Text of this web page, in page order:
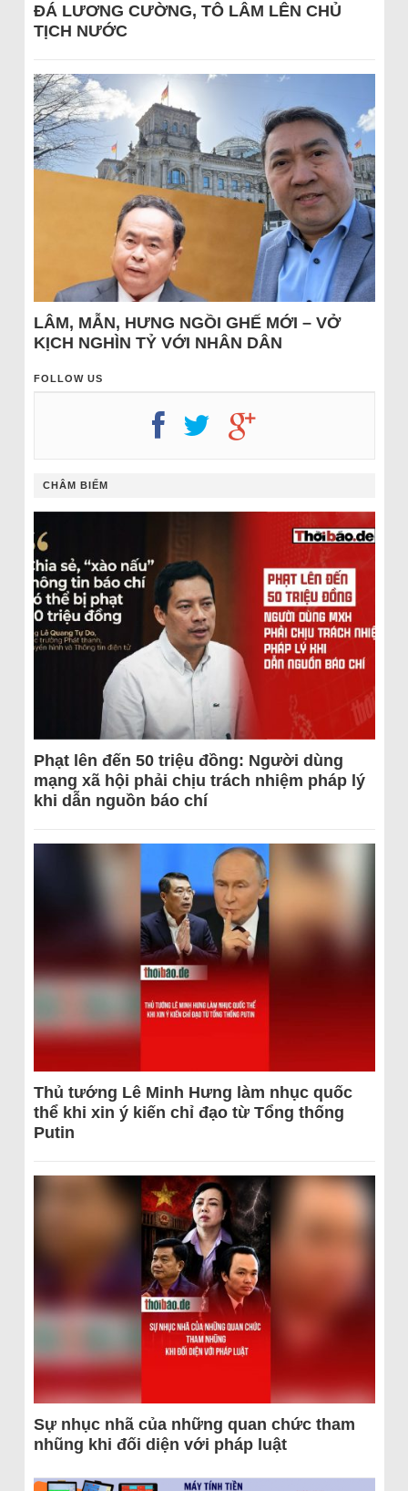
ĐÁ LƯƠNG CƯỜNG, TÔ LÂM LÊN CHỦ
TỊCH NƯỚC
LÂM, MẪN, HƯNG NGỒI GHẾ MỚI – VỞ
KỊCH NGHÌN TỶ VỚI NHÂN DÂN
FOLLOW US
CHÂM BIẾM
Phạt lên đến 50 triệu đồng: Người dùng
mạng xã hội phải chịu trách nhiệm pháp lý
khi dẫn nguồn báo chí
Thủ tướng Lê Minh Hưng làm nhục quốc
thể khi xin ý kiến chỉ đạo từ Tổng thống
Putin
Sự nhục nhã của những quan chức tham
nhũng khi đối diện với pháp luật